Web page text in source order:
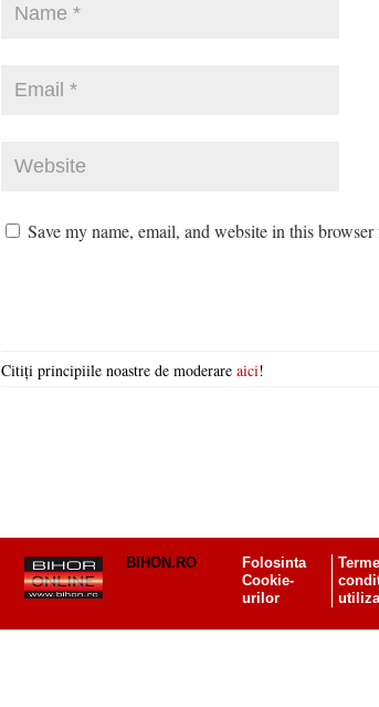
Save my name, email, and website in this
Citiți principiile noastre de moderare aici!
BIHON.RO
Folosinta
Cookie-
urilor